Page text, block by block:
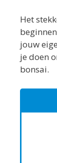
Het
jouw
je doen
bonsai.